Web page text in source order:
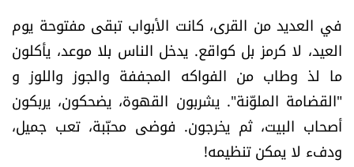
في العديد من القرى، كانت الأبواب تبقى مفتوحة يوم
العيد، لا كرمز بل كواقع. يدخل الناس بلا موعد، يأكلون
ما لذ وطاب من الفواكه المجففة والجوز واللوز و
"القضامة الملوّنة". يشربون القهوة، يضحكون، يربكون
أصحاب البيت، ثم يخرجون. فوضى محبّبة، تعب جميل،
ودفء لا يمكن تنظيمه!